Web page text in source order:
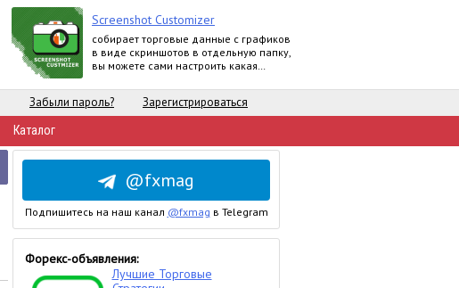
Screenshot Customizer
собирает торговые данные с графиков
в виде скриншотов в отдельную папку,
вы можете сами настроить какая
отображаться
Забыли пароль? Зарегистрироваться
Каталог
@fxmag
Подпишитесь на наш канал @fxmag в Telegram
Форекс-объявления: